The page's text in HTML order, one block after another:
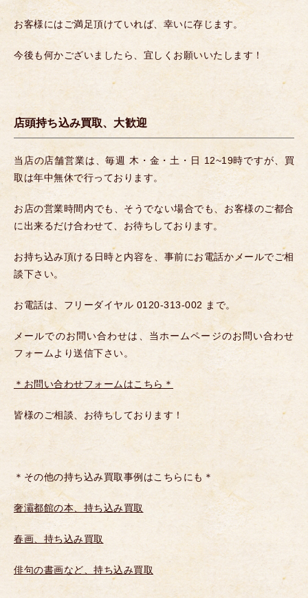
お客様にはご満足頂けていれば、幸いに存じます。
今後も何かございましたら、宜しくお願いいたします！
店頭持ち込み買取、大歓迎
当店の店舗営業は、毎週 木・金・土・日 12~19時ですが、買
取は年中無休で行っております。
お店の営業時間内でも、そうでない場合でも、お客様のご都合
に出来るだけ合わせて、お待ちしております。
お持ち込み頂ける日時と内容を、事前にお電話かメールでご相
談下さい。
お電話は、フリーダイヤル 0120-313-002 まで。
メールでのお問い合わせは、当ホームページのお問い合わせ
フォームより送信下さい。
＊お問い合わせフォームはこちら＊
皆様のご相談、お待ちしております！
＊その他の持ち込み買取事例はこちらにも＊
奢灞都館の本、持ち込み買取
春画、持ち込み買取
俳句の書画など、持ち込み買取